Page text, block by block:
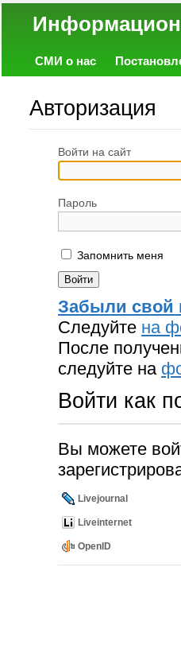
СМИ о нас
Авторизация
Войти на сайт
Пароль
Запомнить меня
Забыли свой
Следуйте на
После
следуйте на
Войти как
Вы можете
Livejournal
Liveinternet
OpenID